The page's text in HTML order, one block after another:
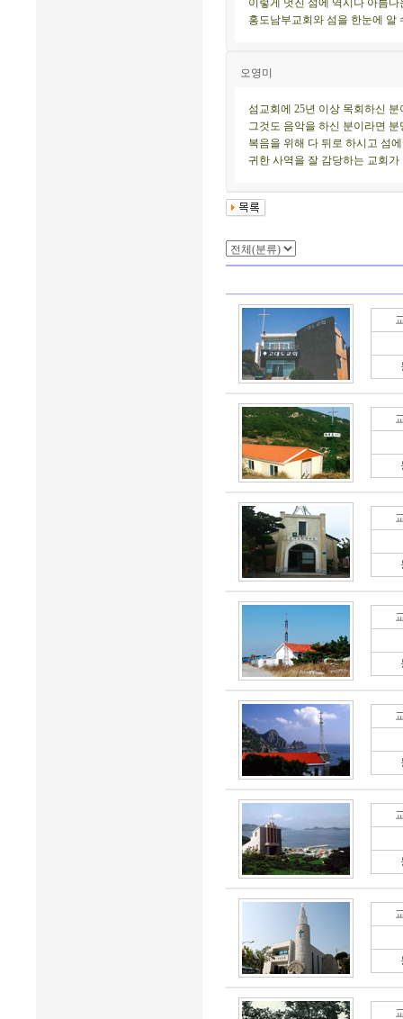
이렇게 멋진 섬에 역시나 아름
홍도남부교회와 섬을 한눈에 알
오영미
섬교회에 25년 이상 목회하신
그것도 음악을 하신 분이라면
복음을 위해 다 뒤로 하시고 섬
귀한 사역을 잘 감당하는 교회